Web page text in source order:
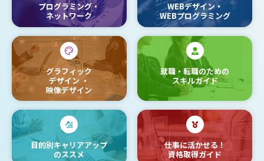
プログラミング・
ネットワーク
WEBデザイン・
WEBプログラミング
グラフィック
デザイン・
映像デザイン
就職・転職のための
スキルガイド
目的別キャリアアップ
のススメ
仕事に活かせる！
資格取得ガイド